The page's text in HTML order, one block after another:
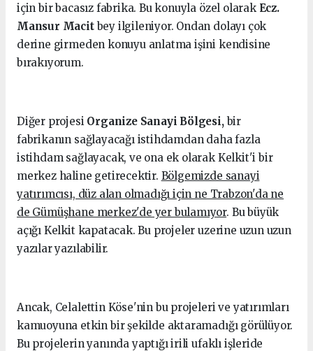
için bir bacasız fabrika. Bu konuyla özel olarak Ecz.
Mansur Macitbey ilgileniyor. Ondan dolayı çok
derine girmeden konuyu anlatma işini kendisine
bırakıyorum.
Diğer projesi Organize Sanayi Bölgesi, bir
fabrikanın sağlayacağı istihdamdan daha fazla
istihdam sağlayacak, ve ona ek olarak Kelkit'i bir
merkez haline getirecektir. Bölgemizde sanayi
yatırımcısı, düz alan olmadığı için ne Trabzon'da ne
de Gümüşhane merkez'de yer bulamıyor. Bu büyük
açığı Kelkit kapatacak. Bu projeler uzerine uzun uzun
yazılar yazılabilir.
Ancak, Celalettin Köse'nin bu projeleri ve yatırımları
kamuoyuna etkin bir şekilde aktaramadığı görülüyor.
Bu projelerin yanında yaptığı irili ufaklı işleride